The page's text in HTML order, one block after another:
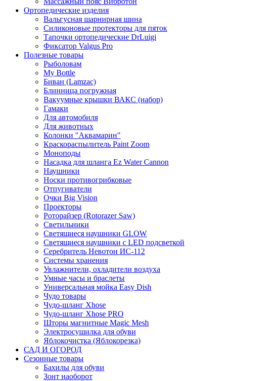
Ортопедические изделия
Вальгусная шарнирная шина
Силиконовые протекторы для пяток
Тапочки ортопедические DrLuigi
Фиксатор Valgus Pro
Полезные товары
Рыболовам
My Bottle
Биван (Lamzac)
Блинница погружная
Вакуумные крышки ВАКС (набор)
Гамаки
Для автомобиля
Для животных
Колонки "Аквамарин"
Краскораспылитель Paint Zoom
Моноподы
Насадка для шланга Ez Water Cannon
Наушники
Носки противогрибковые
Отпугиватели
Очки Big Vision
Проекторы
Роторайзер (Rotorazer Saw)
Светильники
Светящиеся наушники GLOW
Светящиеся наушники с LED подсветкой
Серебритель Невотон ИС-112
Системы хранения
Увлажнители, охладители воздуха
Умные часы и браслеты
Универсальная мойка Easy Dish
Чудо товары
Чудо-шланг Xhose
Чудо-шланг Xhose PRO
Шторы магнитные Magic Mesh
Электросушилка для обуви
Яблокочистка (Яблокорезка)
САД И ОГОРОД
Сезонные товары
Бахилы для обуви
Зонт наоборот